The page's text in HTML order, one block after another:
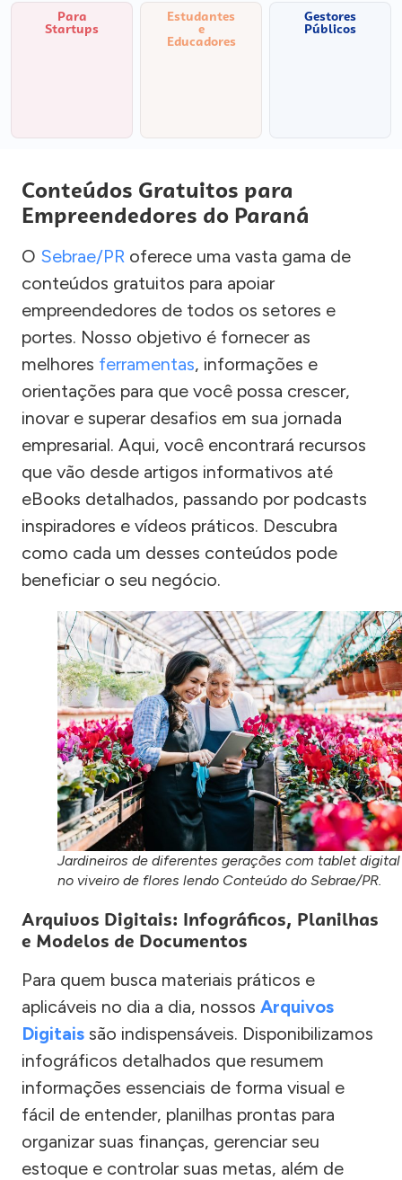
Para
Startups
Estudantes
e
Educadores
Gestores
Públicos
Conteúdos Gratuitos para
Empreendedores do Paraná
O Sebrae/PR oferece uma vasta gama de
conteúdos gratuitos para apoiar
empreendedores de todos os setores e
portes. Nosso objetivo é fornecer as
melhores ferramentas, informações e
orientações para que você possa crescer,
inovar e superar desafios em sua jornada
empresarial. Aqui, você encontrará recursos
que vão desde artigos informativos até
eBooks detalhados, passando por podcasts
inspiradores e vídeos práticos. Descubra
como cada um desses conteúdos pode
beneficiar o seu negócio.
Jardineiros de diferentes gerações com tablet digital
no viveiro de flores lendo Conteúdo do Sebrae/PR.
Arquivos Digitais: Infográficos, Planilhas
e Modelos de Documentos
Para quem busca materiais práticos e
aplicáveis no dia a dia, nossos Arquivos
Digitais são indispensáveis. Disponibilizamos
infográficos detalhados que resumem
informações essenciais de forma visual e
fácil de entender, planilhas prontas para
organizar suas finanças, gerenciar seu
estoque e controlar suas metas, além de